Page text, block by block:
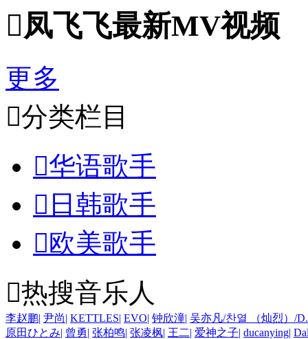
 凤飞飞最新MV视频
更多
分类栏目
华语歌手
 日韩歌手
欧美歌手
热搜音乐人
李赵鹏| 尹尚| KETTLES| EVO| 钟欣潼| 吴亦凡/찬열 （灿烈）/
原田ひとみ| 曾勇| 张柏鸣| 张凌枫| 王二| 爱神之子| ducanying|